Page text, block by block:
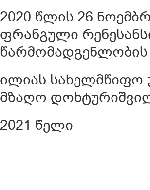
2020 წლის 26
ფრანგული
ილიას სახელმწიფო
მზაღო
2021 წელი